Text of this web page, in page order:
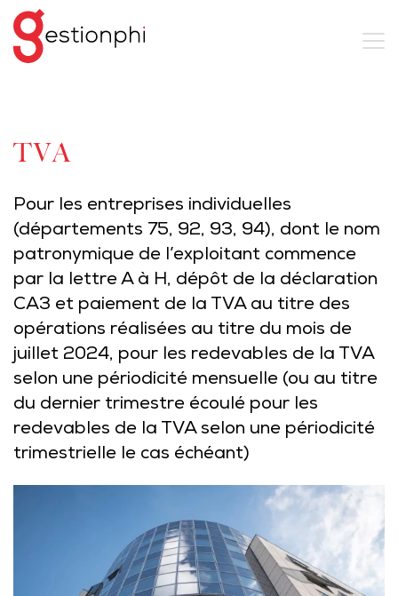
TVA
Pour les entreprises individuelles
(départements 75, 92, 93, 94), dont le nom
patronymique de l’exploitant commence
par la lettre A à H, dépôt de la déclaration
CA3 et paiement de la TVA au titre des
opérations réalisées au titre du mois de
juillet 2024, pour les redevables de la TVA
selon une périodicité mensuelle (ou au titre
du dernier trimestre écoulé pour les
redevables de la TVA selon une périodicité
trimestrielle le cas échéant)